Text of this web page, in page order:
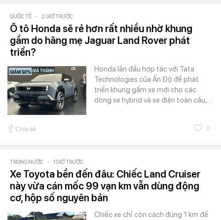
QUỐC TẾ - 2 GIỜ TRƯỚC
Ô tô Honda sẽ rẻ hơn rất nhiều nhờ khung
gầm do hãng mẹ Jaguar Land Rover phát
triển?
Honda lần đầu hợp tác với Tata
Technologies của Ấn Độ để phát
triển khung gầm xe mới cho các
dòng xe hybrid và xe điện toàn cầu,…
Chia sẻ 0
TRONG NƯỚC - 1 GIỜ TRƯỚC
Xe Toyota bền đến đâu: Chiếc Land Cruiser
này vừa cán mốc 99 vạn km vẫn dùng động
cơ, hộp số nguyên bản
Chiếc xe chỉ còn cách đúng 1 km để